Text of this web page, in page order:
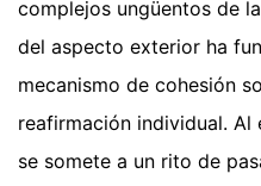
complejos ungüentos de
del aspecto exterior ha
mecanismo de cohesión
reafirmación individual. Al
se somete a un rito de